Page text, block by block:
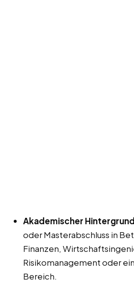
Akademischer Hintergrund
oder Masterabschluss in
Finanzen,
Risikomanagement oder
Bereich.